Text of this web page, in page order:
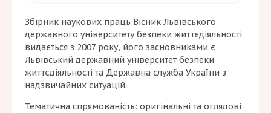
Збірник наукових праць Вісник Львівського
державного університету безпеки життєдіяльності
видається з 2007 року, його засновниками є
Львівський державний університет безпеки
життєдіяльності та Державна служба України з
надзвичайних ситуацій.
Тематична спрямованість: оригінальні та оглядові